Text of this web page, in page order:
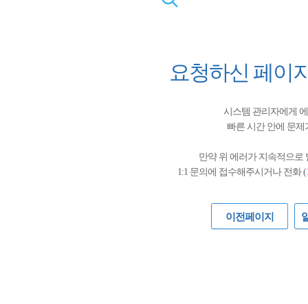
요청하신 페이
시스템 관리자에게
빠른 시간 안에 문
만약 위 에러가 지속적으로
1:1 문의에 접수해주시거나 전화 (
이전페이지